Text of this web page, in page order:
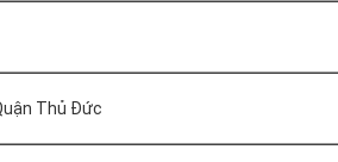
Thủ Đức